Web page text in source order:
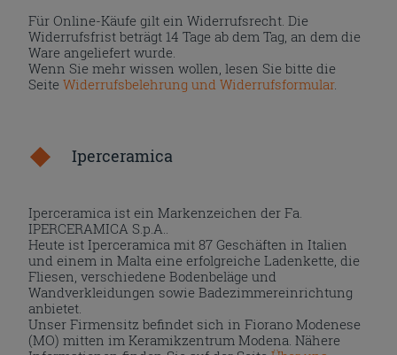
Für Online-Käufe gilt ein Widerrufsrecht. Die
Widerrufsfrist beträgt 14 Tage ab dem Tag, an dem die
Ware angeliefert wurde.
Wenn Sie mehr wissen wollen, lesen Sie bitte die
SeiteWiderrufsbelehrung und Widerrufsformular.
Iperceramica
Iperceramica ist ein Markenzeichen der Fa.
IPERCERAMICA S.p.A..
Heute ist Iperceramica mit 87 Geschäften in Italien
und einem in Malta eine erfolgreiche Ladenkette, die
Fliesen, verschiedene Bodenbeläge und
Wandverkleidungen sowie Badezimmereinrichtung
anbietet.
Unser Firmensitz befindet sich in Fiorano Modenese
(MO) mitten im Keramikzentrum Modena. Nähere